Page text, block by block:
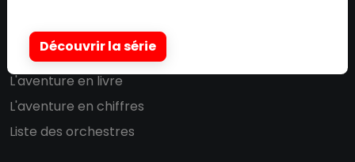
Impact
Témoignages
L'aventure en livre
L'aventure en chiffres
Liste des orchestres
Découvrir la série